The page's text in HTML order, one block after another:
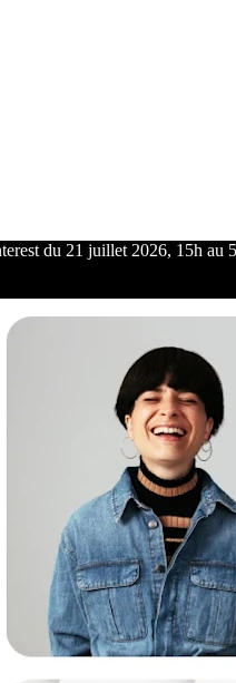
du 21 juillet 2026, 15h au